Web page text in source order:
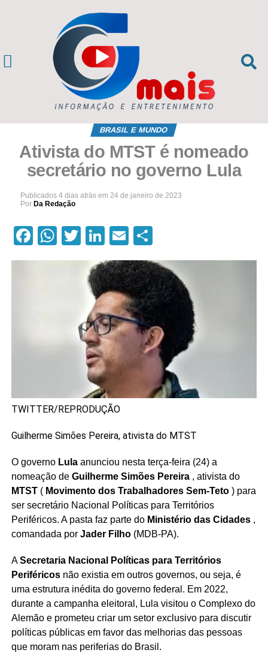
BRASIL E MUNDO
Ativista do MTST é nomeado
secretário no governo Lula
Publicados 4 dias atrás em 24 de janeiro de 2023
Por Da Redação
Facebook
WhatsApp
Twitter
LinkedIn
EmailCompartilhar
TWITTER/REPRODUÇÃO
Guilherme Simões Pereira, ativista do MTST
O governo Lulaanunciou nesta terça-feira (24) a
nomeação de Guilherme Simões Pereira, ativista do
MTST( Movimento dos Trabalhadores Sem-Teto) para
ser secretário Nacional Políticas para Territórios
Periféricos. A pasta faz parte do Ministério das Cidades,
comandada por Jader Filho(MDB-PA).
ASecretaria Nacional Políticas para Territórios
Periféricosnão existia em outros governos, ou seja, é
uma estrutura inédita do governo federal. Em 2022,
durante a campanha eleitoral, Lula visitou o Complexo do
Alemão e prometeu criar um setor exclusivo para discutir
políticas públicas em favor das melhorias das pessoas
que moram nas periferias do Brasil.